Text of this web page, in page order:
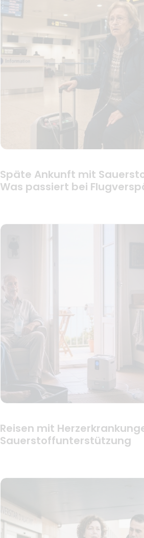
Späte Ankunft mit
Was passiert bei
Reisen mit
Sauerstoffunterstützung